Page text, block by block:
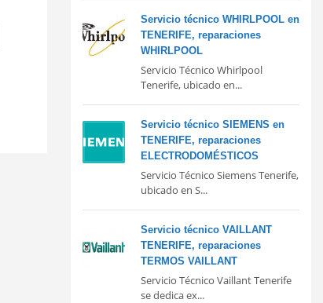
Servicio técnico WHIRLPOOL en
TENERIFE, reparaciones
WHIRLPOOL
Servicio Técnico Whirlpool
Tenerife, ubicado en...
Servicio técnico SIEMENS en
TENERIFE, reparaciones
ELECTRODOMÉSTICOS
Servicio Técnico Siemens Tenerife,
ubicado en S...
Servicio técnico VAILLANT
TENERIFE, reparaciones
TERMOS VAILLANT
Servicio Técnico Vaillant Tenerife
se dedica ex...